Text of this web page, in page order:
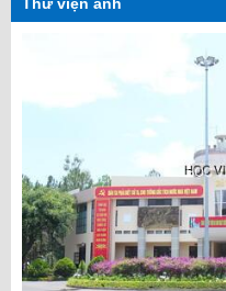
Thư viện ảnh